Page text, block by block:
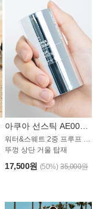
워터&스웨트 2중 프루프 / SPF 50+
뚜껑 상단 거울 탑재
17,500원 (50%) 35,000원